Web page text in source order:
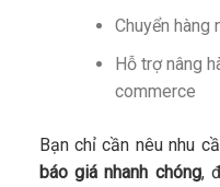
Chuyển hàng
Hỗ trợ nâng
commerce
Bạn chỉ cần nêu nhu
báo giá nhanh chóng,